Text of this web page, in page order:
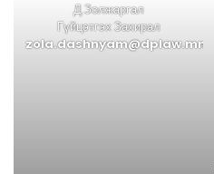
Д.Золжаргал
Гүйцэтгэх Захирал
zola.dashnyam@dplaw.mn